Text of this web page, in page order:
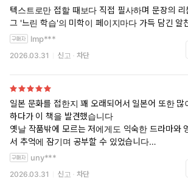
들 중 내가 좋아하는 작품들도 꽤 많아서 지난 내
즐거움도 있었서 좋았다.
텍스트로만 접할 때보다 직접 필사하며 문장의
그 '느린 학습'의 미학이 페이지마다 가득 담긴 알
lmp***
2026.03.31 신고 차단
일본 문화를 접한지 꽤 오래되어서 일본어 또한 많
하다가 이 책을 발견했습니다
옛날 작품밖에 모르는 저에게도 익숙한 드라마와
서 추억에 잠기며 공부할 수 있었습니다
단순히 대사만 나오는 게 아니라 해당 작품에 대한
uny***
2026.03.31 신고 차단